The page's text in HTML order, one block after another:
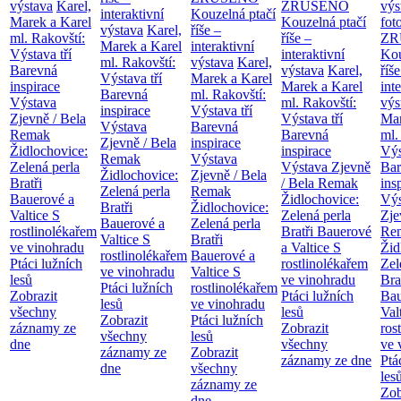
výstava Karel,
Marek a Karel
ml. Rakovští:
Výstava tří
Barevná
inspirace
Výstava
Zjevně / Bela
Remak
Židlochovice:
Zelená perla
Bratři
Bauerové a
Valtice S
rostlinolékařem
ve vinohradu
Ptáci lužních
lesů
Zobrazit
všechny
záznamy ze
dne
interaktivní
výstava Karel,
Marek a Karel
ml. Rakovští:
Výstava tří
Barevná
inspirace
Výstava
Zjevně / Bela
Remak
Židlochovice:
Zelená perla
Bratři
Bauerové a
Valtice S
rostlinolékařem
ve vinohradu
Ptáci lužních
lesů
Zobrazit
všechny
záznamy ze
dne
Kouzelná ptačí
říše –
interaktivní
výstava Karel,
Marek a Karel
ml. Rakovští:
Výstava tří
Barevná
inspirace
Výstava
Zjevně / Bela
Remak
Židlochovice:
Zelená perla
Bratři
Bauerové a
Valtice S
rostlinolékařem
ve vinohradu
Ptáci lužních
lesů
Zobrazit
všechny
záznamy ze
ZRUŠENO
Kouzelná ptačí
říše –
interaktivní
výstava Karel,
Marek a Karel
ml. Rakovští:
Výstava tří
Barevná
inspirace
Výstava Zjevně
/ Bela Remak
Židlochovice:
Zelená perla
Bratři Bauerové
a Valtice S
rostlinolékařem
ve vinohradu
Ptáci lužních
lesů
Zobrazit
všechny
záznamy ze dne
ml.
ve